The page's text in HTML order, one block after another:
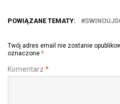
POWIĄZANE TEMATY:
Twój adres email nie zostanie
oznaczone *
Komentarz *